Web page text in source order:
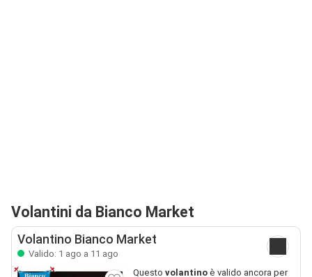
Volantini da Bianco Market
Volantino Bianco Market
Valido: 1 ago a 11 ago
Questo volantinoè valido ancora per